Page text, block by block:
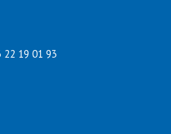
22 19 01 93